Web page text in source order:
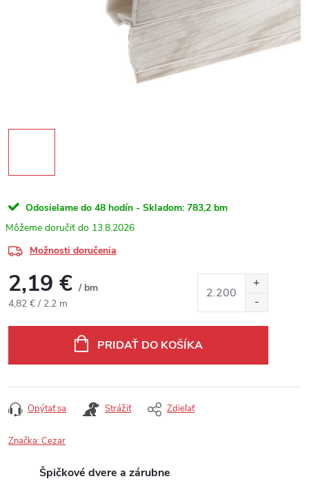
Odosielame do 48 hodín - Skladom: 783,2 bm
13.8.2026
Možnosti doručenia
2,19 € / bm
Jednotková cena:
4,82 € / 2.2 m
PRIDAŤ DO KOŠÍKA
Opýtať sa Strážiť Zdieľať
Značka:Cezar
Špičkové dvere a zárubne